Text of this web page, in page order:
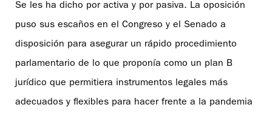
Se les ha dicho por activa y por pasiva. La oposición
puso sus escaños en el Congreso y el Senado a
disposición para asegurar un rápido procedimiento
parlamentario de lo que proponía como un plan B
jurídico que permitiera instrumentos legales más
adecuados y flexibles para hacer frente a la pandemia